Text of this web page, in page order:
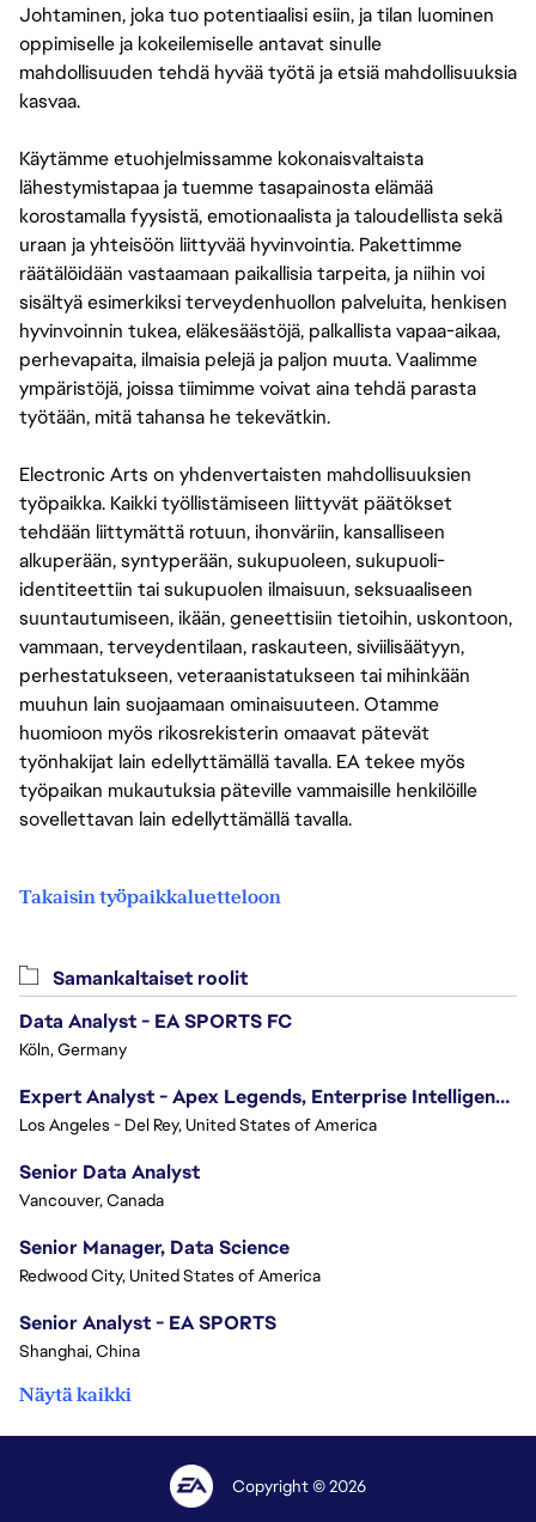
Johtaminen, joka tuo potentiaalisi esiin, ja tilan luominen
oppimiselle ja kokeilemiselle antavat sinulle
mahdollisuuden tehdä hyvää työtä ja etsiä mahdollisuuksia
kasvaa.
Käytämme etuohjelmissamme kokonaisvaltaista
lähestymistapaa ja tuemme tasapainosta elämää
korostamalla fyysistä, emotionaalista ja taloudellista sekä
uraan ja yhteisöön liittyvää hyvinvointia. Pakettimme
räätälöidään vastaamaan paikallisia tarpeita, ja niihin voi
sisältyä esimerkiksi terveydenhuollon palveluita, henkisen
hyvinvoinnin tukea, eläkesäästöjä, palkallista vapaa-aikaa,
perhevapaita, ilmaisia pelejä ja paljon muuta. Vaalimme
ympäristöjä, joissa tiimimme voivat aina tehdä parasta
työtään, mitä tahansa he tekevätkin.
Electronic Arts on yhdenvertaisten mahdollisuuksien
työpaikka. Kaikki työllistämiseen liittyvät päätökset
tehdään liittymättä rotuun, ihonväriin, kansalliseen
alkuperään, syntyperään, sukupuoleen, sukupuoli-
identiteettiin tai sukupuolen ilmaisuun, seksuaaliseen
suuntautumiseen, ikään, geneettisiin tietoihin, uskontoon,
vammaan, terveydentilaan, raskauteen, siviilisäätyyn,
perhestatukseen, veteraanistatukseen tai mihinkään
muuhun lain suojaamaan ominaisuuteen. Otamme
huomioon myös rikosrekisterin omaavat pätevät
työnhakijat lain edellyttämällä tavalla. EA tekee myös
työpaikan mukautuksia päteville vammaisille henkilöille
sovellettavan lain edellyttämällä tavalla.
Takaisin työpaikkaluetteloon
Samankaltaiset roolit
Data Analyst - EA SPORTS FC
Köln, Germany
Expert Analyst - Apex Legends, Enterprise Intelligence (EI)
Los Angeles - Del Rey, United States of America
Senior Data Analyst
Vancouver, Canada
Senior Manager, Data Science
Redwood City, United States of America
Senior Analyst - EA SPORTS
Shanghai, China
Näytä kaikki
Copyright © 2026